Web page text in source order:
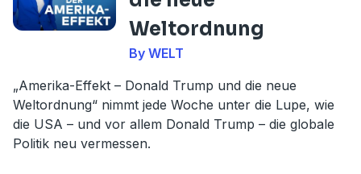
Weltordnung
By WELT
„Amerika-Effekt – Donald Trump und die neue
Weltordnung“ nimmt jede Woche unter die Lupe, wie
die USA – und vor allem Donald Trump – die globale
Politik neu vermessen.